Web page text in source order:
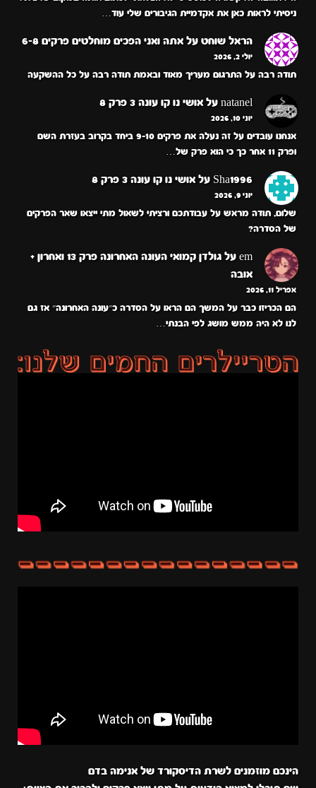
ניסיתי לראות כאן את אקדמיית הגיבורים שלי עוד…
הראל שוחט על אתה ואני הפכים מוחלטים פרקים 6-8
יולי 2, 2026
תודה רבה על התרגום מעריך מאוד ובאמת תודה רבה על כל ההשקעה
natanel על אושי נו קו עונה 3 פרק 8
יוני 10, 2026
אנחנו עובדים על זה נעלה את פרקים 9-10 ביחד בקרוב בעזרת השם
ופרק 11 אחר כך כי הוא פרק של…
Sha1996 על אושי נו קו עונה 3 פרק 8
יוני 9, 2026
שלום, תודה מראש על עבודתכם ורציתי לשאול מתי ייצאו שאר הפרקים
של הסדרה?
em על
גולדן קמואי העונה האחרונה פרק 13 ואחרון +
אובה
אפריל 11, 2026
הם הכריזו כבר על המשך הם הראו על הסדרה כ״עונה האחרונה״ אז גם
לנו לא היה ממש מושג לפי הבנתי…
הינכם מוזמנים לשרת הדיסקורד של אנימה בדם